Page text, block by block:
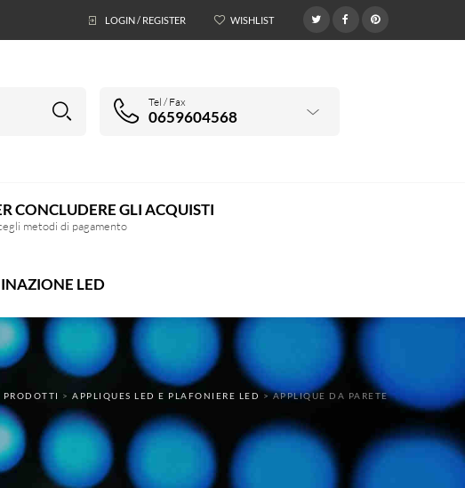
LOGIN / REGISTER WISHLIST
Tel / Fax
0659604568
CONCLUDERE GLI ACQUISTI
metodi di pagamento
LED
PRODOTTI >APPLIQUES LED E PLAFONIERE LED >APPLIQUE DA PARETE